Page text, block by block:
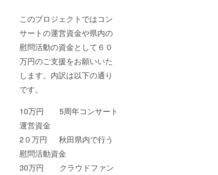
このプロジェクトではコン
サートの運営資金や県内の
慰問活動の資金として６０
万円のご支援をお願いいた
します。内訳は以下の通り
です。
10万円 5周年コンサート
運営資金
2０万円 秋田県内で行う
慰問活動資金
30万円 クラウドファン